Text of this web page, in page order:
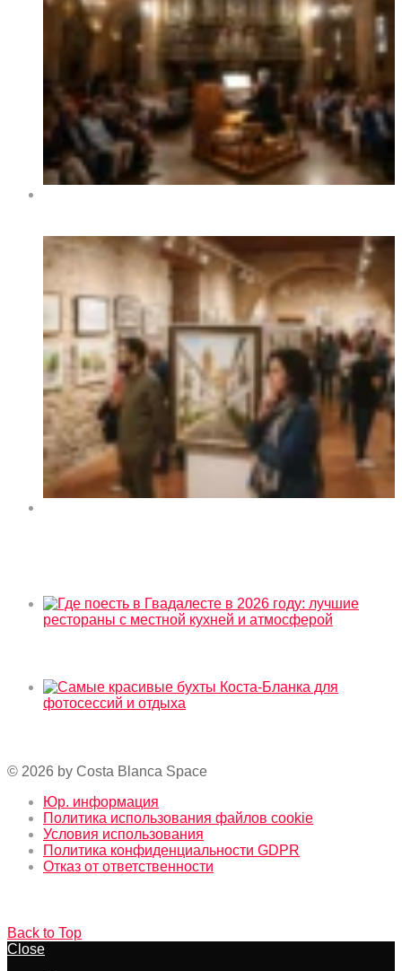
© 2026 by Costa Blanca Space
Юр. информация
Политика использования файлов cookie
Условия использования
Политика конфиденциальности GDPR
Отказ от ответственности
Back to Top
Close